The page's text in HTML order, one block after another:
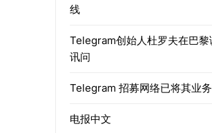
线
Telegram创始人杜罗夫在巴黎
讯问
Telegram 招募网络已将其业
电报中文